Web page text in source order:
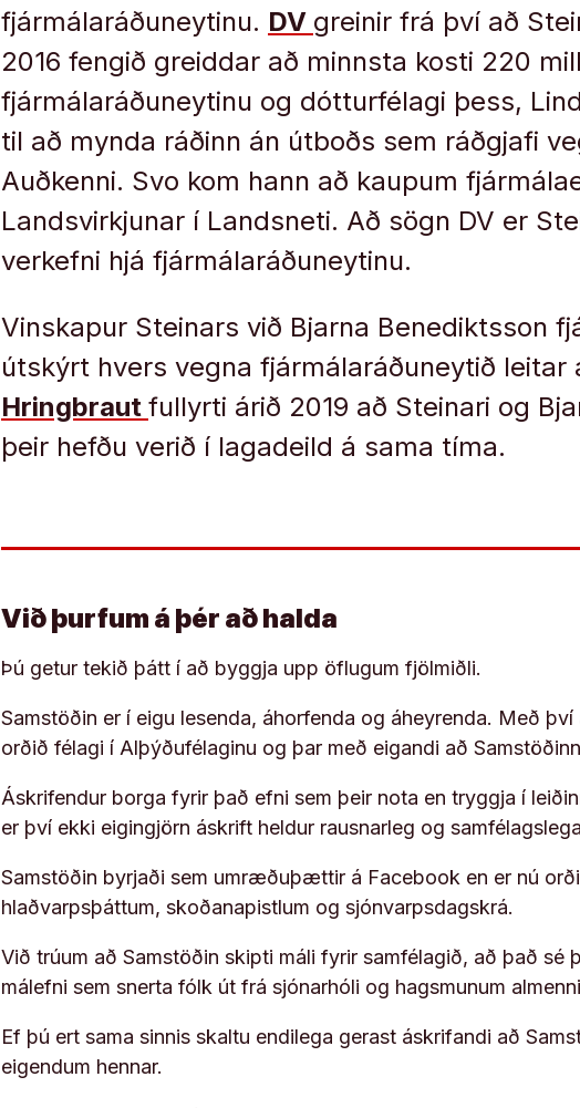
fjármálaráðuneytinu. DV greinir frá því að
2016 fengið greiddar að minnsta kosti 220
fjármálaráðuneytinu og dótturfélagi þess,
til að mynda ráðinn án útboðs sem ráðgjafi
Auðkenni. Svo kom hann að kaupum
Landsvirkjunar í Landsneti. Að sögn DV er
verkefni hjá fjármálaráðuneytinu.
Vinskapur Steinars við Bjarna Benediktsson
útskýrt hvers vegna fjármálaráðuneytið leitar
Hringbraut fullyrti árið 2019 að Steinari og
þeir hefðu verið í lagadeild á sama tíma.
Við þurfum á þér að halda
Þú getur tekið þátt í að byggja upp öflugum fjölmiðli.
Samstöðin er í eigu lesenda, áhorfenda og áheyrenda. Með
orðið félagi í Alþýðufélaginu og þar með eigandi að
Áskrifendur borga fyrir það efni sem þeir nota en tryggja í
er því ekki eigingjörn áskrift heldur rausnarleg og
Samstöðin byrjaði sem umræðuþættir á Facebook en er nú
hlaðvarpsþáttum, skoðanapistlum og sjónvarpsdagskrá.
Við trúum að Samstöðin skipti máli fyrir samfélagið, að það
málefni sem snerta fólk út frá sjónarhóli og hagsmunum
Ef þú ert sama sinnis skaltu endilega gerast áskrifandi að
eigendum hennar.